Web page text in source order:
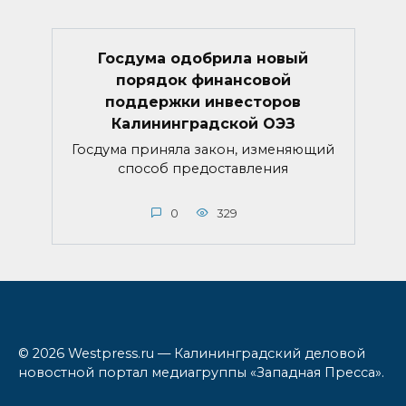
Госдума одобрила новый
порядок финансовой
поддержки инвесторов
Калининградской ОЭЗ
Госдума приняла закон, изменяющий
способ предоставления
0 329
© 2026 Westpress.ru — Калининградский деловой
новостной портал медиагруппы «Западная Пресса».